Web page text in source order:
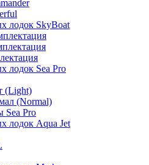
лодок SkyBoat
лодок Sea Pro
(Light)
(Normal)
Sea Pro
лодок Aqua Jet